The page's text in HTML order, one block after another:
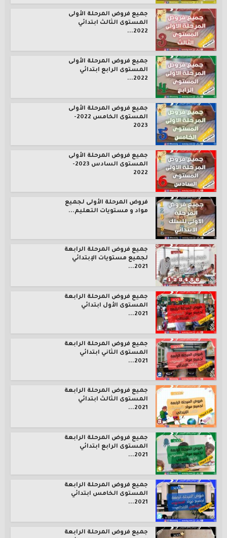
جميع فروض المرحلة الأولى
المستوى الثالث ابتدائي
2022...
جميع فروض المرحلة الأولى
المستوى الرابع ابتدائي
2022...
جميع فروض المرحلة الأولى
المستوى الخامس 2022-
2023
جميع فروض المرحلة الأولى
المستوى السادس 2023-
2022
فروض المرحلة الأولى لجميع
مواد و مستويات التعليم...
جميع فروض المرحلة الرابعة
لجميع مستويات الإبتدائي
2021...
جميع فروض المرحلة الرابعة
المستوى الأول ابتدائي
2021...
جميع فروض المرحلة الرابعة
المستوى الثاني ابتدائي
2021...
جميع فروض المرحلة الرابعة
المستوى الثالث ابتدائي
2021...
جميع فروض المرحلة الرابعة
المستوى الرابع ابتدائي
2021...
جميع فروض المرحلة الرابعة
المستوى الخامس ابتدائي
2021...
جميع فروض المرحلة الرابعة